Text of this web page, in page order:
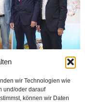
wir Technologien wie
und/oder darauf
können wir Daten